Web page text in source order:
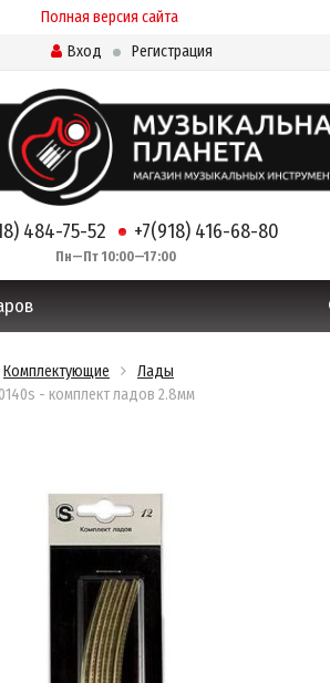
Полная версия сайта
Вход
Регистрация
484-75-52 +7(918) 416-68-80
Пн—Пт 10:00—17:00
Комплектующие
Лады
- комплект ладов 2.8мм